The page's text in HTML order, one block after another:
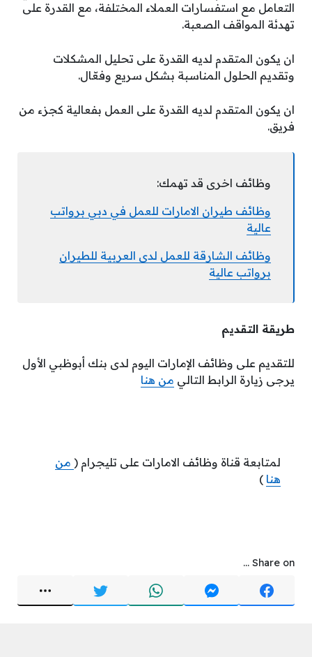
التعامل مع استفسارات العملاء المختلفة، مع القدرة على
تهدئة المواقف الصعبة.
ان يكون المتقدم لديه القدرة على تحليل المشكلات
وتقديم الحلول المناسبة بشكل سريع وفعّال.
ان يكون المتقدم لديه القدرة على العمل بفعالية كجزء من
فريق.
وظائف اخرى قد تهمك:
وظائف طيران الامارات للعمل في دبي برواتب
عالية
وظائف الشارقة للعمل لدى العربية للطيران
برواتب عالية
طريقة التقديم
للتقديم على وظائف الإمارات اليوم لدى بنك أبوظبي الأول
يرجى زيارة الرابط التالي من هنا
لمتابعة قناة وظائف الامارات على تليجرام ( من
هنا )
Share on ...